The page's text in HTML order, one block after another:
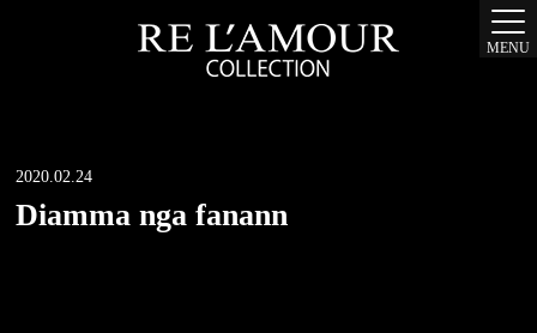
MENU
2020.02.24
Diamma nga fanann